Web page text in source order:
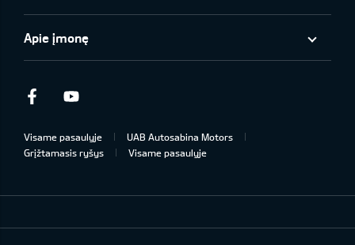
Apie įmonę
Facebook
Visame pasaulyje
UAB Autosabina Motors
Grįžtamasis ryšys
Visame pasaulyje